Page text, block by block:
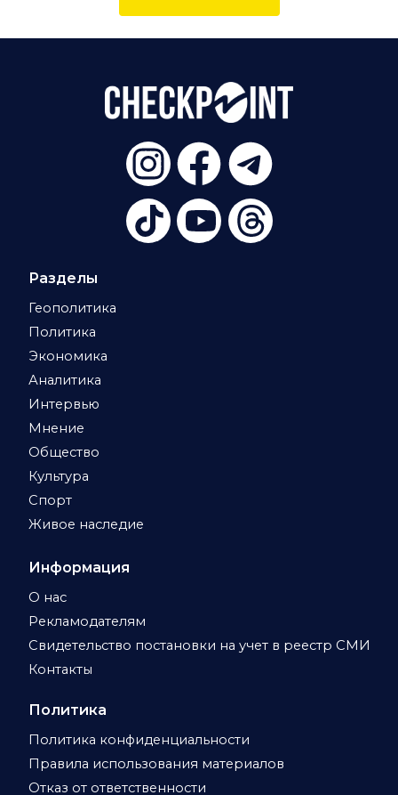
Разделы
Геополитика
Политика
Экономика
Аналитика
Интервью
Мнение
Общество
Культура
Спорт
Живое наследие
Информация
О нас
Рекламодателям
Свидетельство постановки на учет в реестр СМИ
Контакты
Политика
Политика конфиденциальности
Правила использования материалов
Отказ от ответственности